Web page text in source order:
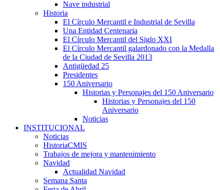
Nave industrial
Historia
El Círculo Mercantil e Industrial de Sevilla
Una Entidad Centenaria
El Círculo Mercantil del Siglo XXI
El Círculo Mercantil galardonado con la Medalla
de la Ciudad de Sevilla 2013
Antigüedad 25
Presidentes
150 Aniversario
Historias y Personajes del 150 Aniversario
Historias y Personajes del 150
Aniversario
Noticias
INSTITUCIONAL
Noticias
HistoriaCMIS
Trabajos de mejora y mantenimiento
Navidad
Actualidad Navidad
Semana Santa